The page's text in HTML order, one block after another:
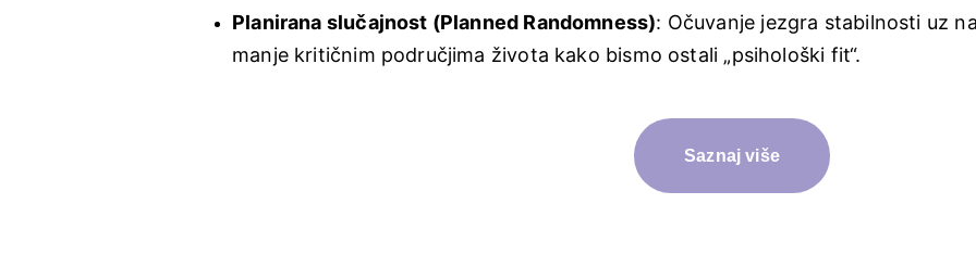
Planirana slučajnost (Planned Randomness): Očuvanje jezgra stabilnosti uz
manje kritičnim područjima života kako bismo ostali „psihološki fit“.
Saznaj više